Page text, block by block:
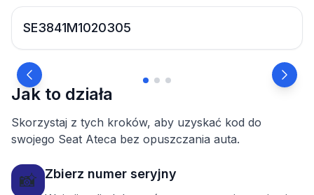
SE3841M1020305
Jak to działa
Skorzystaj z tych kroków, aby uzyskać kod do
swojego Seat Ateca bez opuszczania auta.
📸 Zbierz numer seryjny